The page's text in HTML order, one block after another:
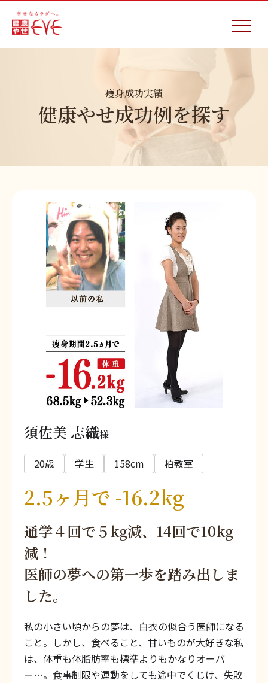
痩身成功実績
健康やせ成功例を探す
須佐美 志織様
20歳 学生 158cm 柏教室
2.5ヶ月で -16.2kg
通学４回で５kg減、14回で10kg
減！
医師の夢への第一歩を踏み出しま
した。
私の小さい頃からの夢は、白衣の似合う医師になる
こと。しかし、食べること、甘いものが大好きな私
は、体重も体脂肪率も標準よりもかなりオーバ
ー…。食事制限や運動をしても途中でくじけ、失敗